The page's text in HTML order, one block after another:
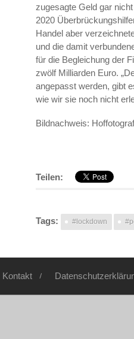
zugesagte Geld gar
2020
Handel aber
und die damit
für die Begleichung der
zwölf Milliarden Euro.
angepasst werden, gibt
wie wir sie noch nicht
Bildnachweis:
Teilen:
Tags: #lockdown
Kontakt